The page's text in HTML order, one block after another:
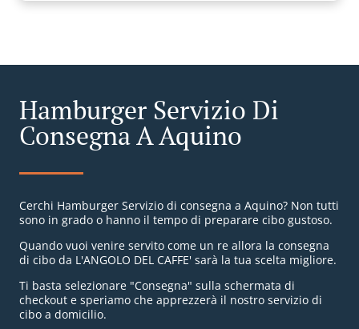
Hamburger Servizio Di
Consegna A Aquino
Cerchi Hamburger Servizio di consegna a Aquino? Non tutti
sono in grado o hanno il tempo di preparare cibo gustoso.
Quando vuoi venire servito come un re allora la consegna
di cibo da L'ANGOLO DEL CAFFE' sarà la tua scelta migliore.
Ti basta selezionare "Consegna" sulla schermata di
checkout e speriamo che apprezzerà il nostro servizio di
cibo a domicilio.